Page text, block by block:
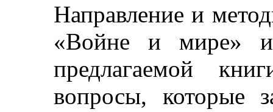
Направление и
«Войне и мире» и
предлагаемой
вопросы, которые